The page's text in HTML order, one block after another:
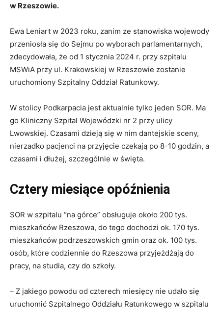
w Rzeszowie.
Ewa Leniart w 2023 roku, zanim ze stanowiska wojewody
przeniosła się do Sejmu po wyborach parlamentarnych,
zdecydowała, że od 1 stycznia 2024 r. przy szpitalu
MSWiA przy ul. Krakowskiej w Rzeszowie zostanie
uruchomiony Szpitalny Oddział Ratunkowy.
W stolicy Podkarpacia jest aktualnie tylko jeden SOR. Ma
go Kliniczny Szpital Wojewódzki nr 2 przy ulicy
Lwowskiej. Czasami dzieją się w nim dantejskie sceny,
nierzadko pacjenci na przyjęcie czekają po 8-10 godzin, a
czasami i dłużej, szczególnie w święta.
Cztery miesiące opóźnienia
SOR w szpitalu “na górce” obsługuje około 200 tys.
mieszkańców Rzeszowa, do tego dochodzi ok. 170 tys.
mieszkańców podrzeszowskich gmin oraz ok. 100 tys.
osób, które codziennie do Rzeszowa przyjeżdżają do
pracy, na studia, czy do szkoły.
– Z jakiego powodu od czterech miesięcy nie udało się
uruchomić Szpitalnego Oddziału Ratunkowego w szpitalu